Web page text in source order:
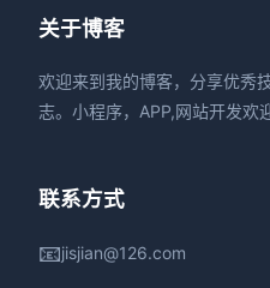
关于博客
欢迎来到我的博客，分享优秀
志。小程序，APP,网站开发欢
联系方式
📧jisjian@126.com